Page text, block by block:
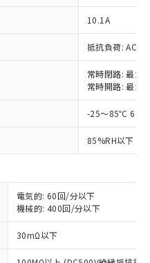
10.1A
抵抗負荷:
常時閉路: 最大
常時開路: 最大
-25～85℃
85%RH以下 5
電気的: 60回/分以下
機械的: 400回/分以下
30mΩ以下
指令（10物質）の
供可能な商品で